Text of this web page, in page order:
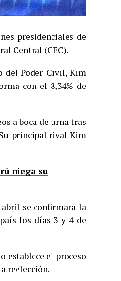
presidenciales de
Central (CEC).
del Poder Civil, Kim
con el 8,34% de
a boca de urna tras
principal rival Kim
niega su
abril se confirmara la
los días 3 y 4 de
establece el proceso
reelección.